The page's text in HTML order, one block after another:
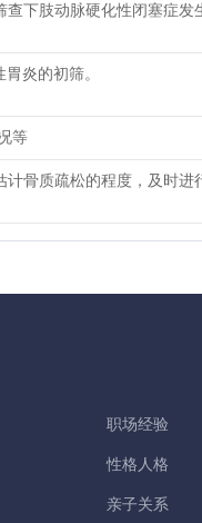
下肢动脉硬化性闭塞症发
炎的初筛。
等
骨质疏松的程度，及时进
职场经验
性格人格
亲子关系